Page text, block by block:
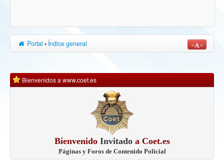
Portal • Índice general
Bienvenidos a www.coet.es
BienvenidoInvitado a Coet.es
Páginas y Foros de Contenido Policial